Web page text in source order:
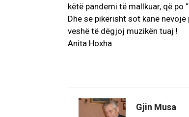
këtë pandemi të mallkuar, që po
Dhe se pikërisht sot kanë
veshë të dëgjoj muzikën tuaj !
Anita Hoxha
Gjin Musa